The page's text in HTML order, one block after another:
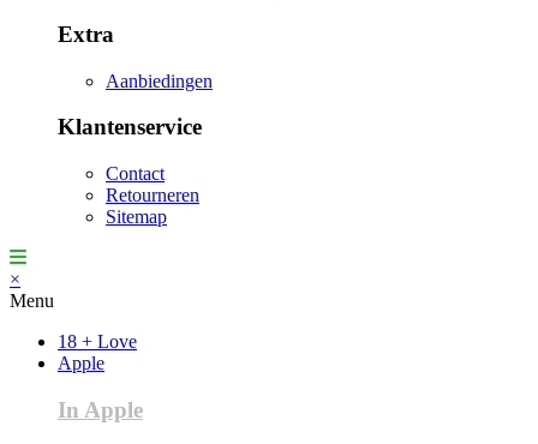
Extra
Aanbiedingen
Klantenservice
Contact
Retourneren
Sitemap
×
Menu
18 + Love
Apple
In Apple